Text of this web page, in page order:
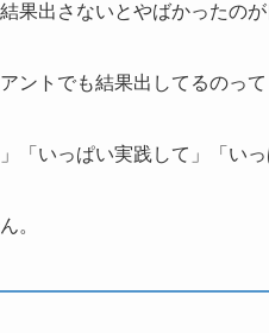
果出さないとやばかったのが
ントでも結果出してるのって
「いっぱい実践して」「い
。